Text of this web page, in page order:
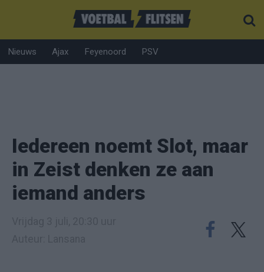
Nieuws Ajax Feyenoord PSV
Iedereen noemt Slot, maar
in Zeist denken ze aan
iemand anders